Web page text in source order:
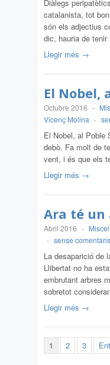
Diàlegs
catalanista, tot
són els adjectius
dic, hauria de
Llegir més →
El Nobel,
Octubre 2016 -
Vicenç Molina -
El Nobel, al
debò. Fa molt de
vent, i és que els
Llegir més →
Ara té
Abril 2016 -
- sense comentaris
La desaparició de
Llibertat no ha
embrutant arbres
sobretot
Llegir més →
1 2 3